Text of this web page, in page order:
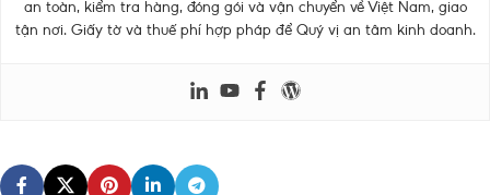
an toàn, kiểm tra hàng, đóng gói và vận chuyển về Việt Nam, giao
tận nơi. Giấy tờ và thuế phí hợp pháp để Quý vị an tâm kinh doanh.